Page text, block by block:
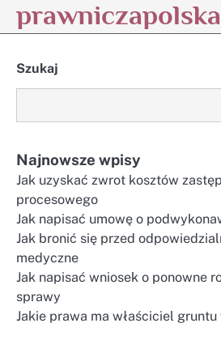
Skip
Szukaj
Najnowsze wpisy
Jak uzyskać zwrot kosztów
procesowego
Jak napisać umowę o
Jak bronić się przed
medyczne
Jak napisać wniosek o ponowne
sprawy
Jakie prawa ma właściciel